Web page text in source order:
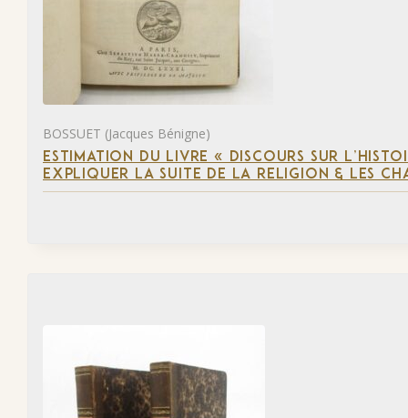
BOSSUET (Jacques Bénigne)
ESTIMATION DU LIVRE « DISCOURS SUR
EXPLIQUER LA SUITE DE LA RELIGION & LES